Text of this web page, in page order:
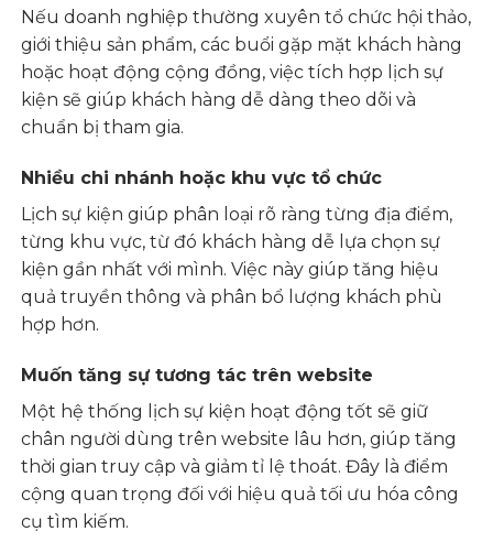
Nếu doanh nghiệp thường xuyên tổ chức hội thảo,
giới thiệu sản phẩm, các buổi gặp mặt khách hàng
hoặc hoạt động cộng đồng, việc tích hợp lịch sự
kiện sẽ giúp khách hàng dễ dàng theo dõi và
chuẩn bị tham gia.
Nhiều chi nhánh hoặc khu vực tổ chức
Lịch sự kiện giúp phân loại rõ ràng từng địa điểm,
từng khu vực, từ đó khách hàng dễ lựa chọn sự
kiện gần nhất với mình. Việc này giúp tăng hiệu
quả truyền thông và phân bổ lượng khách phù
hợp hơn.
Muốn tăng sự tương tác trên website
Một hệ thống lịch sự kiện hoạt động tốt sẽ giữ
chân người dùng trên website lâu hơn, giúp tăng
thời gian truy cập và giảm tỉ lệ thoát. Đây là điểm
cộng quan trọng đối với hiệu quả tối ưu hóa công
cụ tìm kiếm.